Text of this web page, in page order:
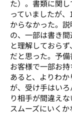
た）。書類に関
っていましたが
からなかった。
の、一部は書き
と理解しておら
だと思った。予
お客様で一部お
あると、よりわ
が、受け手はい
り相手が間違え
スムーズにいくか